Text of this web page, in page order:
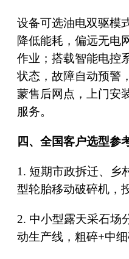
设备可选油电双驱模
降低能耗，偏远无电
作业；搭载智能电控
状态，故障自动预警
蒙售后网点，上门安
服务。
四、全国客户选型参
1. 短期市政拆迁、乡
型轮胎移动破碎机，
2. 中小型露天采石场
动生产线，粗碎+中细